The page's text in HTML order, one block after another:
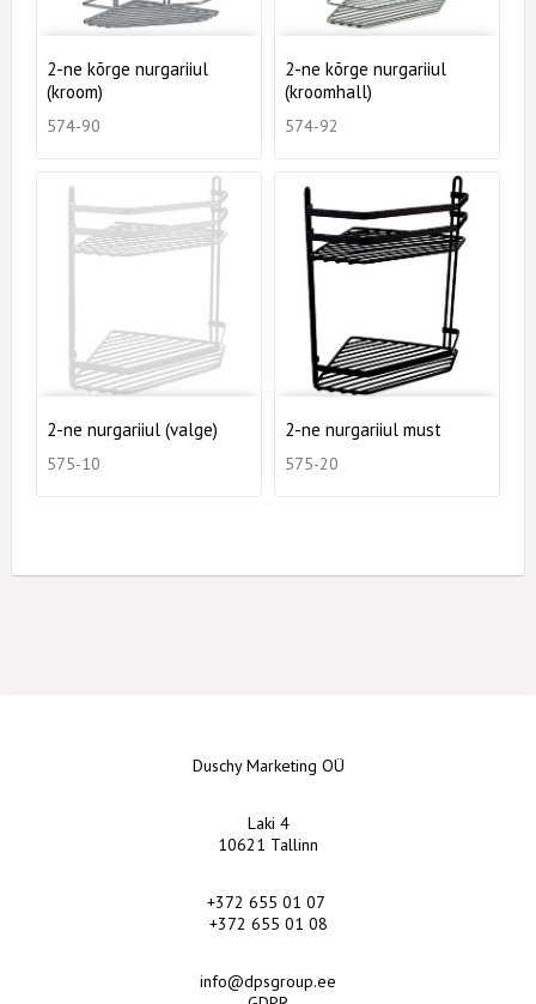
2-ne kõrge nurgariiul
(kroom)
574-90
2-ne kõrge nurgariiul
(kroomhall)
574-92
2-ne nurgariiul (valge)
575-10
2-ne nurgariiul must
575-20
Duschy Marketing OÜ
Laki 4
10621 Tallinn
+372 655 01 07
+372 655 01 08
info@dpsgroup.ee